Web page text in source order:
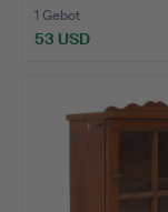
1 Gebot
53 USD